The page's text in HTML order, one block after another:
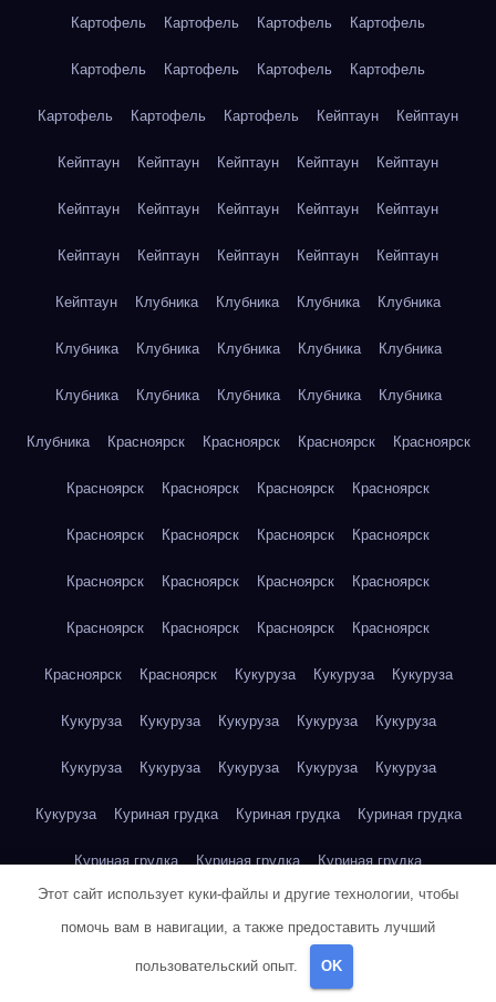
Картофель Картофель Картофель Картофель
Картофель Картофель Картофель Картофель
Картофель Картофель Картофель Кейптаун Кейптаун
Кейптаун Кейптаун Кейптаун Кейптаун Кейптаун
Кейптаун Кейптаун Кейптаун Кейптаун Кейптаун
Кейптаун Кейптаун Кейптаун Кейптаун Кейптаун
Кейптаун Клубника Клубника Клубника Клубника
Клубника Клубника Клубника Клубника Клубника
Клубника Клубника Клубника Клубника Клубника
Клубника Красноярск Красноярск Красноярск Красноярск
Красноярск Красноярск Красноярск Красноярск
Красноярск Красноярск Красноярск Красноярск
Красноярск Красноярск Красноярск Красноярск
Красноярск Красноярск Красноярск Красноярск
Красноярск Красноярск Кукуруза Кукуруза Кукуруза
Кукуруза Кукуруза Кукуруза Кукуруза Кукуруза
Кукуруза Кукуруза Кукуруза Кукуруза Кукуруза
Кукуруза Куриная грудка Куриная грудка Куриная грудка
Куриная грудка Куриная грудка Куриная грудка
Куриная грудка Куриная грудка
Этот сайт использует куки-файлы и другие технологии, чтобы
помочь вам в навигации, а также предоставить лучший
пользовательский опыт. OK